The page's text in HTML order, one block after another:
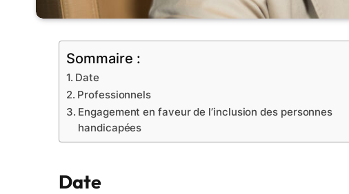
Sommaire :
Date
Professionnels
Engagement en faveur de l’inclusion des personnes
handicapées
Date